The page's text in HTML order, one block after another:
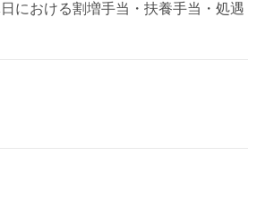
における割増手当・扶養手当・処遇